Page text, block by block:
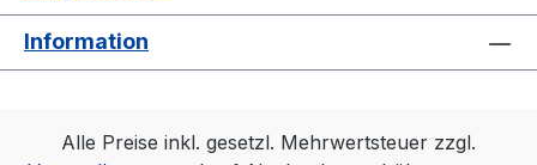
Information
Alle Preise inkl. gesetzl. Mehrwertsteuer zzgl.